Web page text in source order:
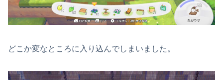
どこか変なところに入り込んでしまいました。